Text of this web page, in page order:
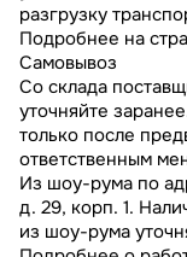
разгрузку
Подробнее на
Самовывоз
Со склада
уточняйте
только после
ответственным
Из шоу-рума по
д. 29, корп. 1.
из шоу-рума